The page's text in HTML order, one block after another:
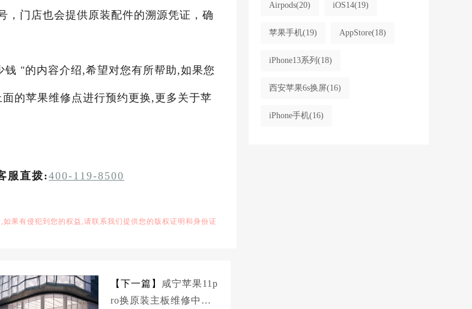
，门店也会提供原装配件的溯源凭证，确
"的内容介绍,希望对您有所帮助,如果您
的苹果维修点进行预约更换,更多关于苹
服直拨:400-119-8500
果有侵犯到您的权益,请联系我们提供您的版权证明和身份证
【下一篇】
咸宁苹果11p
ro换原装主板维修中心
Airpods(20) iOS14(19)
苹果手机(19) AppStore(18)
iPhone13系列 (18)
西安苹果6s换屏(16)
iPhone手机(16)